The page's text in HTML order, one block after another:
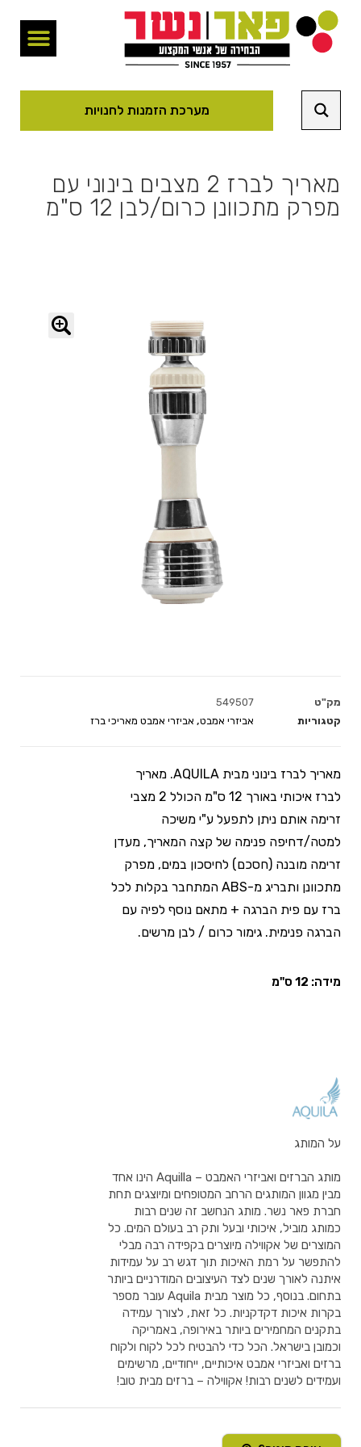
מערכת הזמנות לחנויות
מאריך לברז 2 מצבים בינוני עם
מפרק מתכוונן כרום/לבן 12 ס"מ
מק"ט
549507
קטגוריות
אביזרי אמבט, אביזרי אמבט מאריכי ברז
מאריך לברז בינוני מבית AQUILA. מאריך
לברז איכותי באורך 12 ס"מ הכולל 2 מצבי
זרימה אותם ניתן לתפעל ע"י משיכה
למטה/דחיפה פנימה של קצה המאריך, מעדן
זרימה מובנה (חסכם) לחיסכון במים, מפרק
מתכוונן ותבריג מ-ABS המתחבר בקלות לכל
ברז עם פית הברגה + מתאם נוסף לפיה עם
הברגה פנימית. גימור כרום / לבן מרשים.
מידה: 12 ס"מ
על המותג
מותג הברזים ואביזרי האמבט – Aquilla הינו אחד
מבין מגוון המותגים הרחב המטופחים ומיוצגים תחת
חברת פאר נשר. מותג הנחשב זה שנים רבות
כמותג מוביל, איכותי ובעל ותק רב בעולם המים. כל
המוצרים של אקווילה מיוצרים בקפידה רבה מבלי
להתפשר על רמת האיכות תוך דגש רב על עמידות
איתנה לאורך שנים לצד העיצובים המודרניים ביותר
בתחום. בנוסף, כל מוצר מבית Aquila עובר מספר
בקרות איכות דקדקניות. כל זאת, לצורך עמידה
בתקנים המחמירים ביותר באירופה, באמריקה
וכמובן בישראל. הכל כדי להבטיח לכל לקוח ולקוח
ברזים ואביזרי אמבט איכותיים, ייחודיים, מרשימים
ועמידים לשנים רבות! אקווילה – ברזים מבית טוב!